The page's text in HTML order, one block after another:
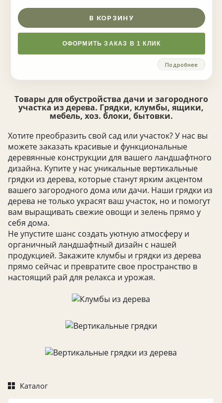
Каталог
В КОРЗИНУ
ОФОРМИТЬ ЗАКАЗ В 1 КЛИК
Подробнее
Товары для обустройства дачи и загородного
участка из дерева. Грядки, клумбы, ящики,
мебель, хоз. блоки, бытовки.
Хотите преобразить свой сад или участок? У нас вы
можете заказать красивые и функциональные
деревянные конструкции для вашего ландшафтного
дизайна. Купите у нас уникальные вертикальные
грядки из дерева, которые станут ярким акцентом
вашего загородного дома или дачи. Наши грядки из
дерева не только украсят ваш участок, но и помогут
вам выращивать свежие овощи и зелень прямо у
себя дома.
Не упустите шанс создать уютную атмосферу и
органичный ландшафтный дизайн с нашей
продукцией. Закажите клумбы и грядки из дерева
прямо сейчас и превратите свое пространство в
настоящий рай для релакса и урожая.